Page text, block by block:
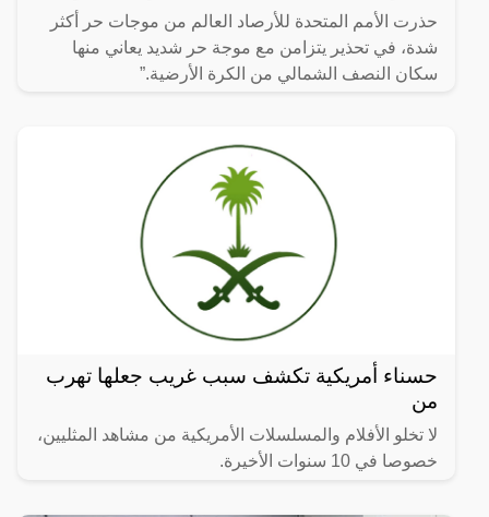
حذرت الأمم المتحدة للأرصاد العالم من موجات حر أكثر
شدة، في تحذير يتزامن مع موجة حر شديد يعاني منها
سكان النصف الشمالي من الكرة الأرضية.”
حسناء أمريكية تكشف سبب غريب جعلها تهرب
من
لا تخلو الأفلام والمسلسلات الأمريكية من مشاهد المثليين،
خصوصا في 10 سنوات الأخيرة.